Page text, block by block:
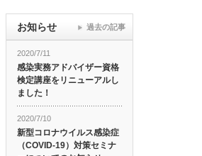
お知らせ
2020/7/11
感染実務アドバイザー資格
検定講座をリニューアルし
ました！
2020/7/10
新型コロナウイルス感染症
（COVID-19）対策セミナ
過去の記事